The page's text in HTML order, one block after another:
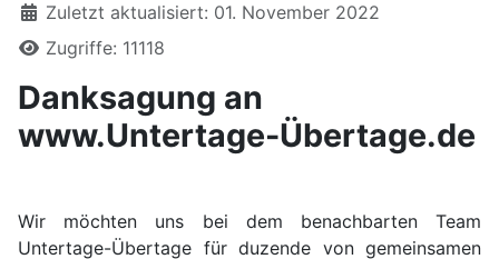
Zuletzt aktualisiert: 01. November 2022
Zugriffe: 11118
Danksagung an
www.Untertage-Übertage.de
Wir möchten uns bei dem benachbarten Team
Untertage-Übertage für duzende von gemeinsamen